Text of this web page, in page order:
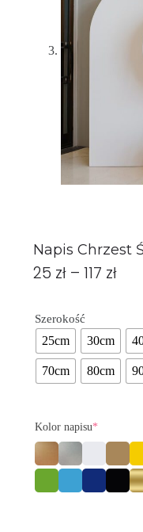
Napis Chrzest
25 zł – 117 zł
Szerokość
25cm 30cm
70cm 80cm
Kolor napisu*